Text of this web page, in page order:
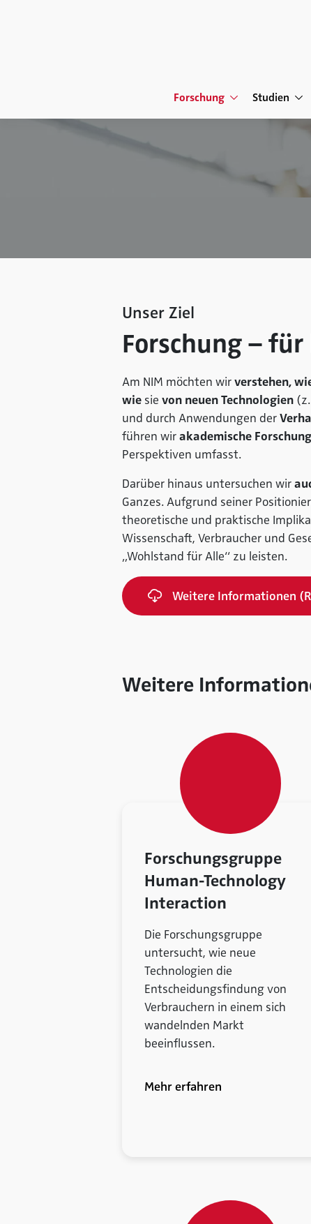
Forschung Studien
Unser Ziel
Forschung –
Am NIM möchten wirverstehen,
wie sie von neuen Technologien
und durch Anwendungen der
führen wirakademische Forschung
Perspektiven umfasst.
Darüber hinaus untersuchen wir
Ganzes. Aufgrund seiner
theoretische und praktische
Wissenschaft, Verbraucher und
„Wohlstand für Alle“ zu leisten.
Weitere Informationen
Weitere
Forschungsgruppe
Human-Technology
Interaction
Die Forschungsgruppe
untersucht, wie neue
Technologien die
Entscheidungsfindung von
Verbrauchern in einem sich
wandelnden Markt
beeinflussen.
Mehr erfahren